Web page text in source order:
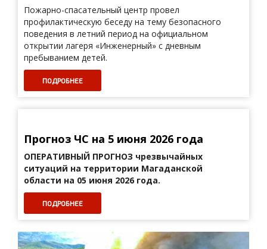
Пожарно-спасательный центр провел
профилактическую беседу на тему безопасного
поведения в летний период на официальном
открытии лагеря «Инженерный» с дневным
пребыванием детей.
ПОДРОБНЕЕ
Прогноз ЧС на 5 июня 2026 года
ОПЕРАТИВНЫЙ ПРОГНОЗ чрезвычайных
ситуаций на территории Магаданской
области на 05 июня 2026 года.
ПОДРОБНЕЕ